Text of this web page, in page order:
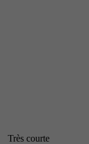
Très courte